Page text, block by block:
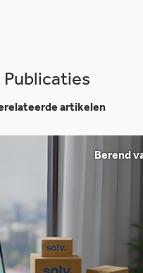
Publicaties
artikelen
Berend